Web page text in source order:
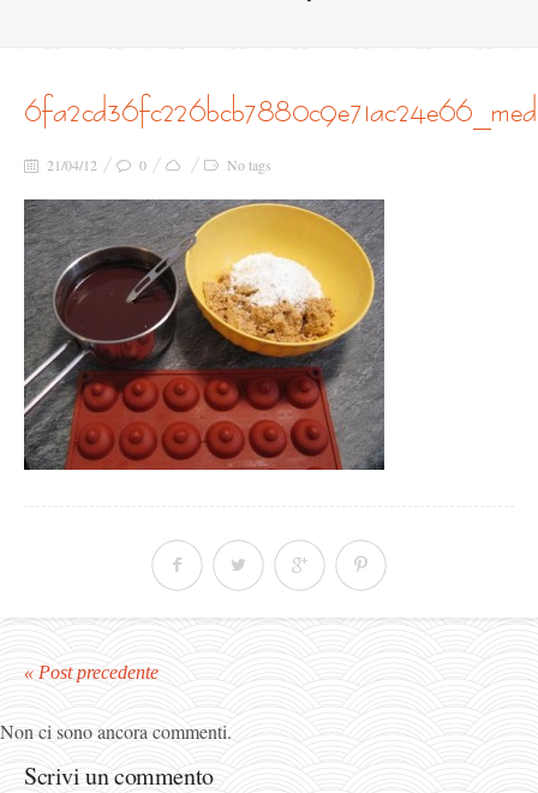
21/04/12 0 No tags
« Post precedente
Non ci sono ancora commenti.
Scrivi un commento